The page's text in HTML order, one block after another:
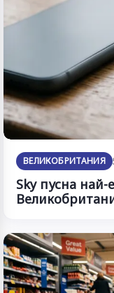
ВЕЛИКОБРИТАНИЯ
Sky пусна